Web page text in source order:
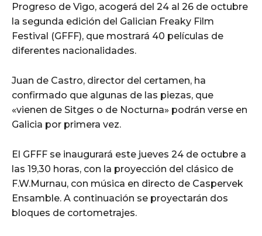
Progreso de Vigo, acogerá del 24 al 26 de octubre
la segunda edición del Galician Freaky Film
Festival (GFFF), que mostrará 40 películas de
diferentes nacionalidades.
Juan de Castro, director del certamen, ha
confirmado que algunas de las piezas, que
«vienen de Sitges o de Nocturna» podrán verse en
Galicia por primera vez.
El GFFF se inaugurará este jueves 24 de octubre a
las 19,30 horas, con la proyección del clásico de
F.W.Murnau, con música en directo de Caspervek
Ensamble. A continuación se proyectarán dos
bloques de cortometrajes.